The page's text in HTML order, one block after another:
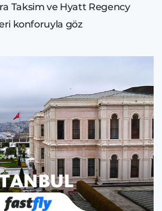
Taksim ve Hyatt Regency
konforuyla göz